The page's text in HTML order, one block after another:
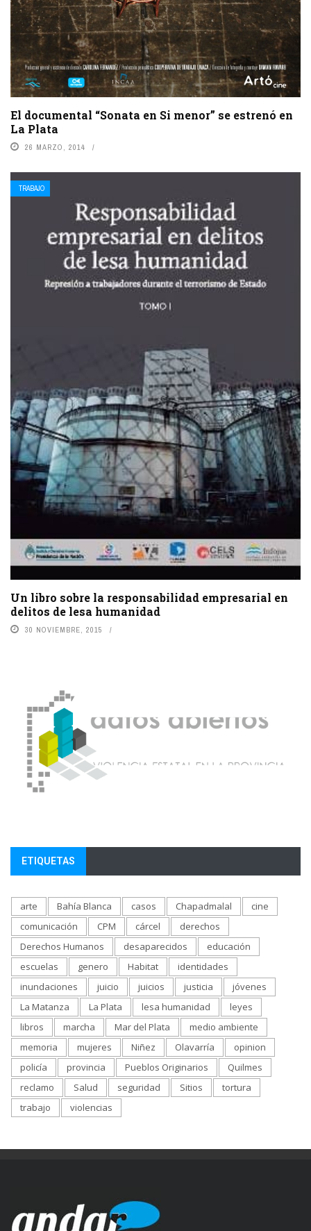
El documental “Sonata en Si menor” se estrenó en
La Plata
26 MARZO, 2014
TRABAJO
Un libro sobre la responsabilidad empresarial en
delitos de lesa humanidad
30 NOVIEMBRE, 2015
ETIQUETAS
arte Bahía Blanca casos Chapadmalal
cine
comunicación
CPM cárcel
derechos
Derechos Humanos
desaparecidos
educación
escuelas
genero Habitat
identidades
inundaciones
juicio juicios justicia
jóvenes
La Matanza
La Plata lesa humanidad
leyes
libros
marcha Mar del Plata
medio ambiente
memoria
mujeres Niñez Olavarría
opinion
policía
provincia Pueblos Originarios
Quilmes
reclamo
Salud seguridad Sitios
tortura
trabajo
violencias